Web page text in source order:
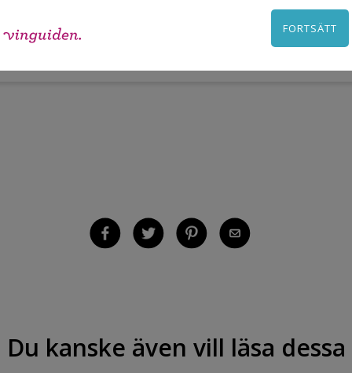
Du kanske även vill läsa dessa
FORTSÄTT